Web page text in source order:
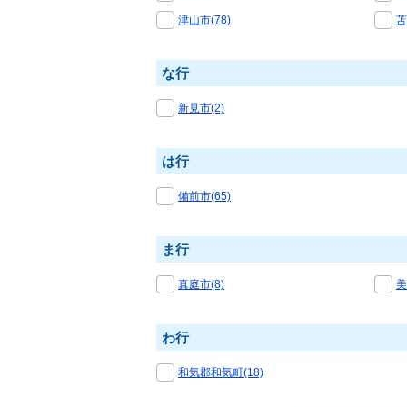
津山市(78)
な行
新見市(2)
は行
備前市(65)
ま行
真庭市(8)
わ行
和気郡和気町(18)